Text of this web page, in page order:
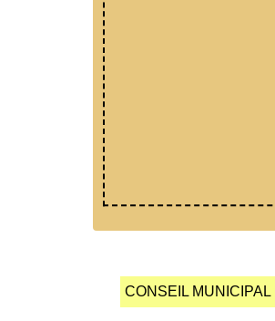
CONSEIL MUNICIPAL